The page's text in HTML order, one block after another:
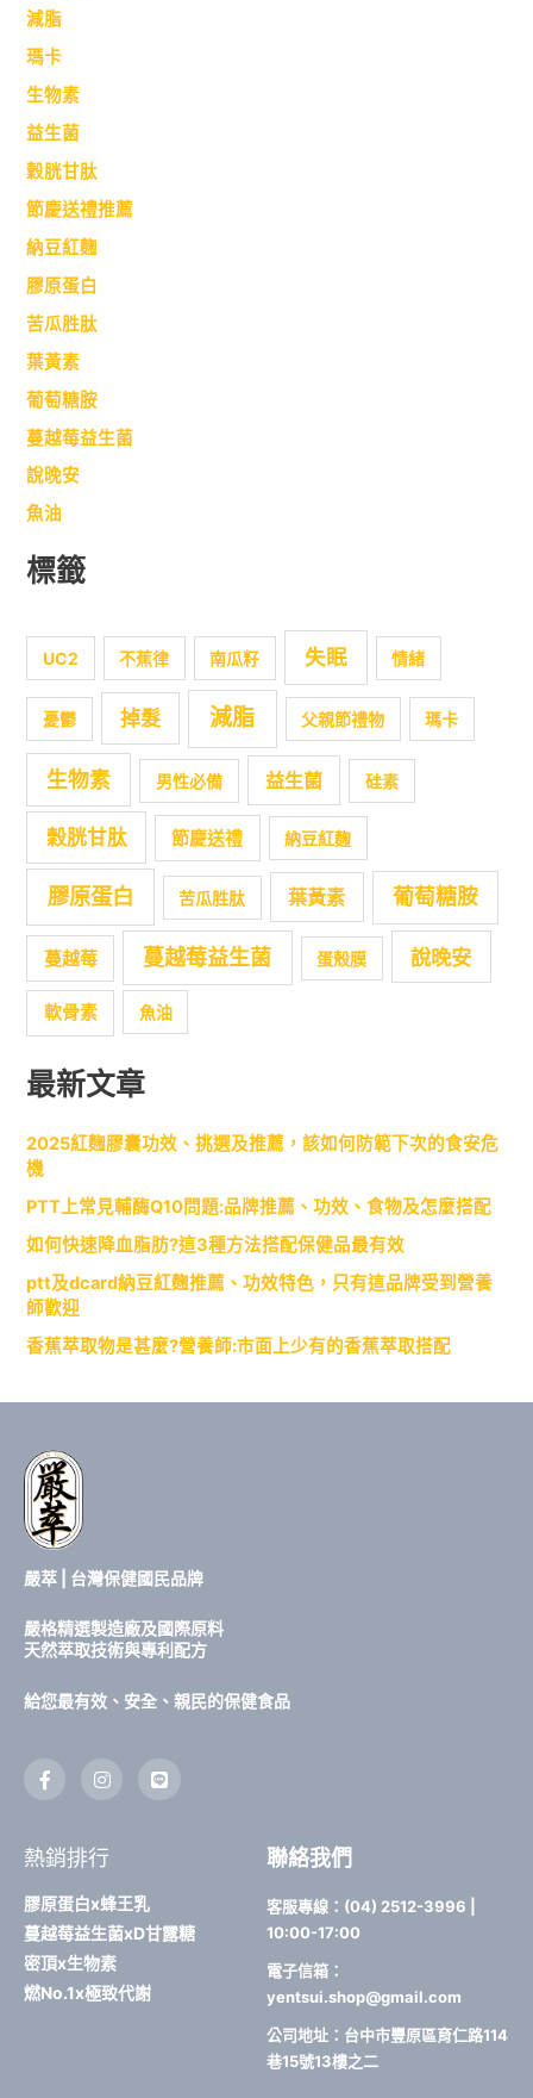
減脂
瑪卡
生物素
益生菌
穀胱甘肽
節慶送禮推薦
納豆紅麴
膠原蛋白
苦瓜胜肽
葉黃素
葡萄糖胺
蔓越莓益生菌
說晚安
魚油
標籤
UC2 不蕉律 南瓜籽 失眠 情緒
憂鬱 掉髮 減脂 父親節禮物 瑪卡
生物素 男性必備 益生菌 硅素
穀胱甘肽 節慶送禮 納豆紅麴
膠原蛋白 苦瓜胜肽 葉黃素 葡萄糖胺
蔓越莓 蔓越莓益生菌 蛋殼膜 說晚安
軟骨素 魚油
最新文章
2025紅麴膠囊功效、挑選及推薦，該如何防範下次的食安危
機
PTT上常見輔酶Q10問題:品牌推薦、功效、食物及怎麼搭配
如何快速降血脂肪?這3種方法搭配保健品最有效
ptt及dcard納豆紅麴推薦、功效特色，只有這品牌受到營養
師歡迎
香蕉萃取物是甚麼?營養師:市面上少有的香蕉萃取搭配
嚴萃 | 台灣保健國民品牌
嚴格精選製造廠及國際原料
天然萃取技術與專利配方
給您最有效、安全、親民的保健食品
F
a
b
o
k
-
f
I
n
a
g
a
m
L
i
熱銷排行
膠原蛋白x蜂王乳
蔓越莓益生菌xD甘露糖
密頂x生物素
燃No.1x極致代謝
聯絡我們
客服專線：(04) 2512-3996 |
10:00-17:00
電子信箱：
yentsui.shop@gmail.com
公司地址：台中市豐原區育仁路114
巷15號13樓之二